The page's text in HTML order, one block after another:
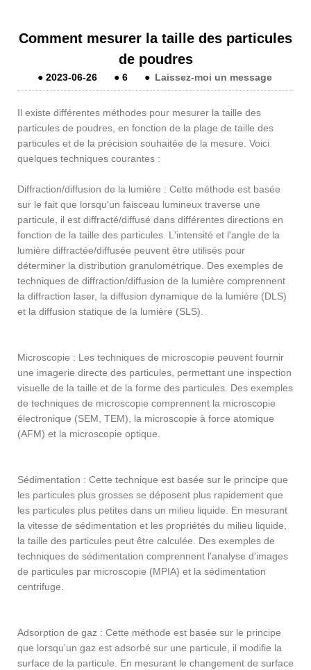
Comment mesurer la taille des particules
de poudres
● 2023-06-26 ● 6 ● Laissez-moi un message
Il existe différentes méthodes pour mesurer la taille des
particules de poudres, en fonction de la plage de taille des
particules et de la précision souhaitée de la mesure. Voici
quelques techniques courantes :
Diffraction/diffusion de la lumière : Cette méthode est basée
sur le fait que lorsqu'un faisceau lumineux traverse une
particule, il est diffracté/diffusé dans différentes directions en
fonction de la taille des particules. L'intensité et l'angle de la
lumière diffractée/diffusée peuvent être utilisés pour
déterminer la distribution granulométrique. Des exemples de
techniques de diffraction/diffusion de la lumière comprennent
la diffraction laser, la diffusion dynamique de la lumière (DLS)
et la diffusion statique de la lumière (SLS).
Microscopie : Les techniques de microscopie peuvent fournir
une imagerie directe des particules, permettant une inspection
visuelle de la taille et de la forme des particules. Des exemples
de techniques de microscopie comprennent la microscopie
électronique (SEM, TEM), la microscopie à force atomique
(AFM) et la microscopie optique.
Sédimentation : Cette technique est basée sur le principe que
les particules plus grosses se déposent plus rapidement que
les particules plus petites dans un milieu liquide. En mesurant
la vitesse de sédimentation et les propriétés du milieu liquide,
la taille des particules peut être calculée. Des exemples de
techniques de sédimentation comprennent l'analyse d'images
de particules par microscopie (MPIA) et la sédimentation
centrifuge.
Adsorption de gaz : Cette méthode est basée sur le principe
que lorsqu'un gaz est adsorbé sur une particule, il modifie la
surface de la particule. En mesurant le changement de surface